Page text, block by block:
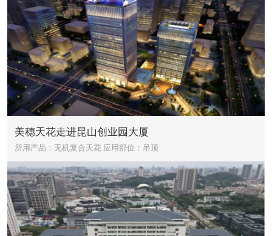
美穗天花走进昆山创业园大厦
所用产品：无机复合天花 应用部位：吊顶